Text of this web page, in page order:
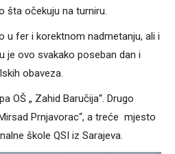
šta očekuju na turniru.
u fer i korektnom nadmetanju, ali i
je ovo svakako poseban dan i
obaveza.
OŠ „ Zahid Baručija“. Drugo
Prnjavorac“, a treće mjesto
škole QSI iz Sarajeva.